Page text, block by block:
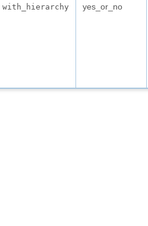
with_hierarchy yes_or_no